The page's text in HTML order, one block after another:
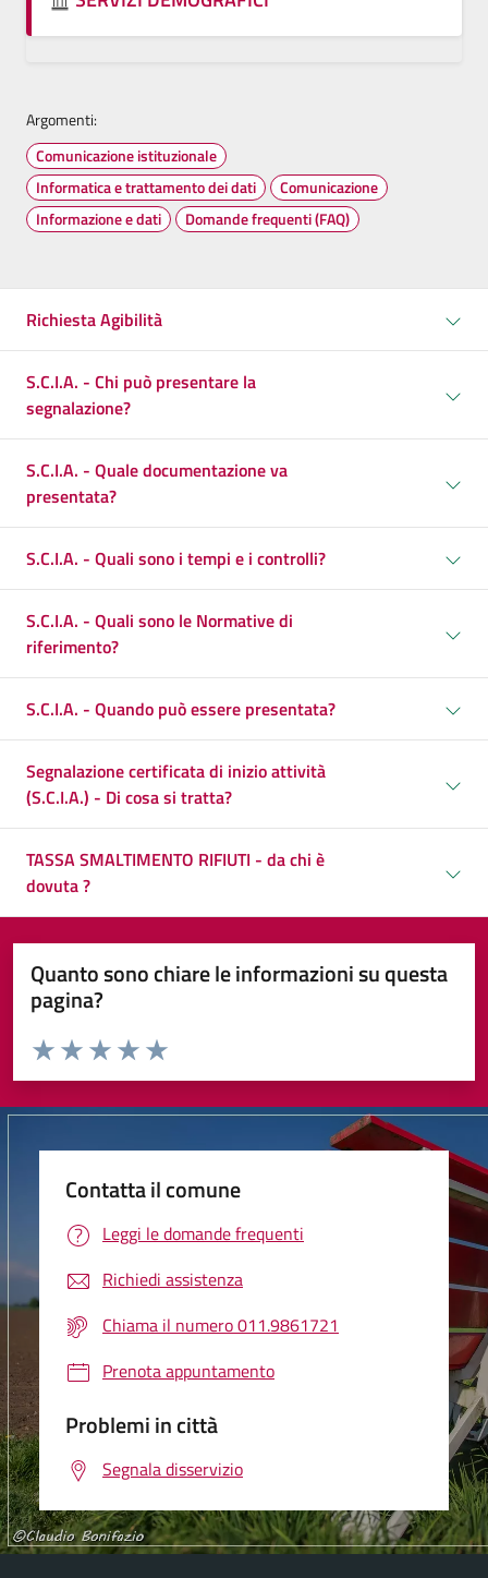
Argomenti:
Comunicazione istituzionale
Informatica e trattamento dei dati
Comunicazione
Informazione e dati
Domande frequenti (FAQ)
Richiesta Agibilità
S.C.I.A. - Chi può presentare la
segnalazione?
S.C.I.A. - Quale documentazione va
presentata?
S.C.I.A. - Quali sono i tempi e i controlli?
S.C.I.A. - Quali sono le Normative di
riferimento?
S.C.I.A. - Quando può essere presentata?
Segnalazione certificata di inizio attività
(S.C.I.A.) - Di cosa si tratta?
TASSA SMALTIMENTO RIFIUTI - da chi è
dovuta ?
Quanto sono chiare le informazioni su questa
pagina?
Valuta da 1 a 5 stelle la pagina
Valuta 5 stelle su 5
Valuta 4 stelle su 5
Valuta 3 stelle su 5
Valuta 2 stelle su 5
Valuta 1 stelle su 5
Contatta il comune
Leggi le domande frequenti
Richiedi assistenza
Chiama il numero 011.9861721
Prenota appuntamento
Problemi in città
Segnala disservizio